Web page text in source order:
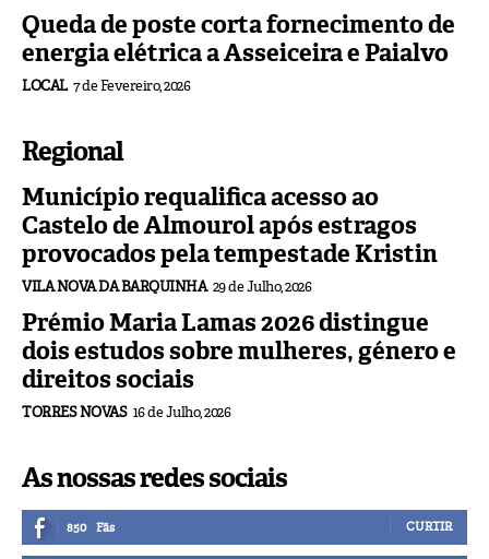
Queda de poste corta fornecimento de
energia elétrica a Asseiceira e Paialvo
LOCAL 7 de Fevereiro, 2026
Regional
Município requalifica acesso ao
Castelo de Almourol após estragos
provocados pela tempestade Kristin
VILA NOVA DA BARQUINHA 29 de Julho, 2026
Prémio Maria Lamas 2026 distingue
dois estudos sobre mulheres, género e
direitos sociais
TORRES NOVAS 16 de Julho, 2026
As nossas redes sociais
850 Fãs CURTIR